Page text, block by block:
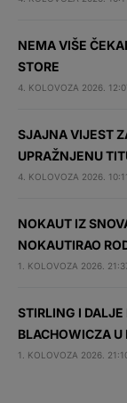
NEMA VIŠE
STORE
4. KOLOVOZA 2026.
SJAJNA VIJEST
UPRAŽNJENU
4. KOLOVOZA 2026. 10:11
NOKAUT IZ
NOKAUTIRAO
1. KOLOVOZA 2026.
STIRLING I
BLACHOWICZA U
1. KOLOVOZA 2026.